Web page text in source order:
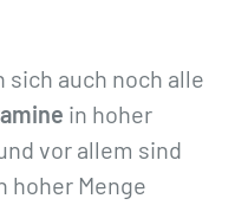
sich auch noch alle
in hoher
vor allem sind
hoher Menge